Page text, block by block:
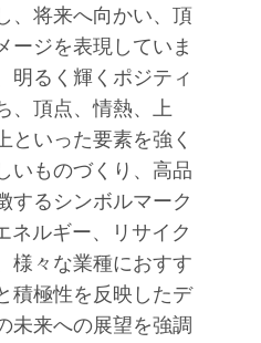
、将来へ向かい、頂
ージを表現していま
明るく輝くポジティ
、頂点、情熱、上
といった要素を強く
いものづくり、高品
するシンボルマーク
ネルギー、リサイク
様々な業種におすす
積極性を反映したデ
未来への展望を強調